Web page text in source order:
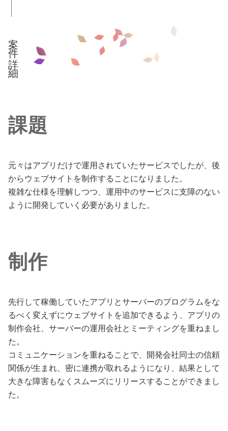
案件詳細
課題
元々はアプリだけで運用されていたサービスでしたが、後
からウェブサイトを制作することになりました。
複雑な仕様を理解しつつ、運用中のサービスに支障のない
ように開発していく必要がありました。
制作
先行して稼働していたアプリとサーバーのプログラムをな
るべく変えずにウェブサイトを追加できるよう、アプリの
制作会社、サーバーの運用会社とミーティングを重ねまし
た。
コミュニケーションを重ねることで、開発会社同士の信頼
関係が生まれ、密に連携が取れるようになり、結果として
大きな障害もなくスムーズにリリースすることができまし
た。